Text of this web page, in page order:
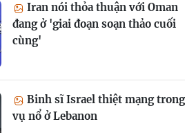
Iran nói thỏa thuận với Oman
đang ở 'giai đoạn soạn thảo cuối
cùng'
Binh sĩ Israel thiệt mạng trong
vụ nổ ở Lebanon